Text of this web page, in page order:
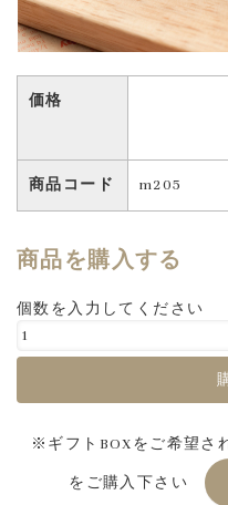
価格
商品コード m205
商品を購入する
個数を入力してください
※ギフトBOXをご希望さ
をご購入下さい